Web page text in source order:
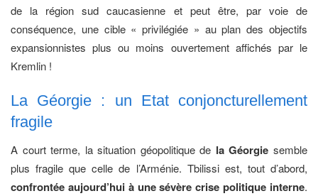
de la région sud caucasienne et peut être, par voie de
conséquence, une cible « privilégiée » au plan des objectifs
expansionnistes plus ou moins ouvertement affichés par le
Kremlin !
La Géorgie : un Etat conjoncturellement
fragile
A court terme, la situation géopolitique de la Géorgie semble
plus fragile que celle de l’Arménie. Tbilissi est, tout d’abord,
confrontée aujourd’hui à une sévère crise politique interne.